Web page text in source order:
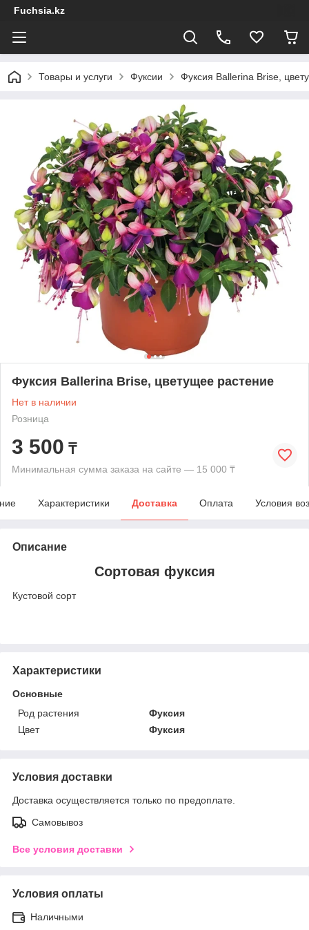
Fuchsia.kz
Товары и услуги Фуксии Фуксия Ballerina Brise,
Фуксия Ballerina Brise, цветущее растение
Нет в наличии
Розница
3 500 ₸
Минимальная сумма заказа на сайте — 15 000 ₸
Характеристики Доставка Оплата Условия
Описание
Сортовая фуксия
Кустовой сорт
Характеристики
Основные
Род растения
Фуксия
Цвет
Фуксия
Условия доставки
Доставка осуществляется только по предоплате.
Самовывоз
Все условия доставки
Условия оплаты
Наличными